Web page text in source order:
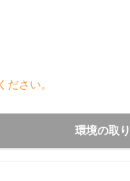
さい。
環境の取